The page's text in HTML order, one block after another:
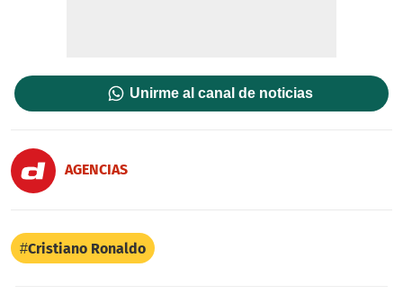
Unirme al canal de noticias
AGENCIAS
Cristiano Ronaldo